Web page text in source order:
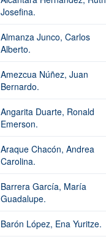
Josefina.
Almanza Junco, Carlos
Alberto.
Amezcua Núñez, Juan
Bernardo.
Angarita Duarte, Ronald
Emerson.
Araque Chacón, Andrea
Carolina.
Barrera García, María
Guadalupe.
Barón López, Ena Yuritze.